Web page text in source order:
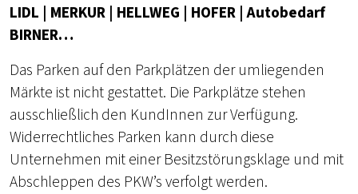
LIDL | MERKUR | HELLWEG | HOFER | Autobedarf
BIRNER…
Das Parken auf den Parkplätzen der umliegenden
Märkte ist nicht gestattet. Die Parkplätze stehen
ausschließlich den KundInnen zur Verfügung.
Widerrechtliches Parken kann durch diese
Unternehmen mit einer Besitzstörungsklage und mit
Abschleppen des PKW’s verfolgt werden.